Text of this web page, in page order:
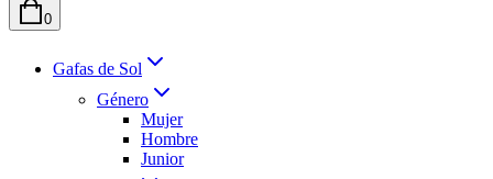
0
Gafas de Sol
Género
Mujer
Hombre
Junior